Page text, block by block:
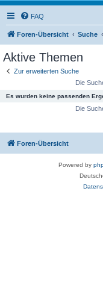
FAQ
Foren-Übersicht Suche
Aktive Themen
Zur erweiterten Suche
Die
Es wurden keine passenden
Die
Foren-Übersicht
Powered by